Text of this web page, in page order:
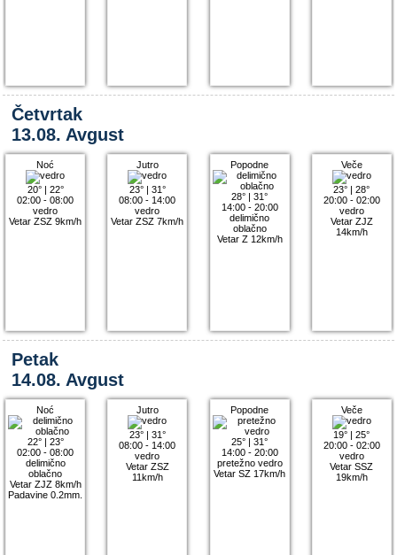
Četvrtak
13.08. Avgust
Noć
20°| 22°
02:00 - 08:00
vedro
Vetar ZSZ 9km/h
Jutro
23°| 31°
08:00 - 14:00
vedro
Vetar ZSZ 7km/h
Popodne
28° |31°
14:00 - 20:00
delimično
oblačno
Vetar Z 12km/h
Veče
23° |28°
20:00 - 02:00
vedro
Vetar ZJZ
14km/h
Petak
14.08. Avgust
Noć
22°| 23°
02:00 - 08:00
delimično
oblačno
Vetar ZJZ 8km/h
Padavine 0.2mm.
Jutro
23°| 31°
08:00 - 14:00
vedro
Vetar ZSZ
11km/h
Popodne
25° |31°
14:00 - 20:00
pretežno vedro
Vetar SZ 17km/h
Veče
19° |25°
20:00 - 02:00
vedro
Vetar SSZ
19km/h